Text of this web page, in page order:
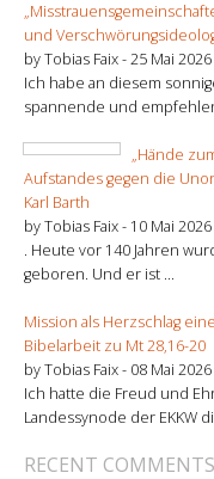
und
by Tobias Faix -25 Mai 2026
Ich habe an diesem
spannende und
„Hände
Aufstandes gegen die
Karl Barth
by Tobias Faix - 10 Mai 2026
. Heute vor 140 Jahren
geboren. Und er ist ...
Mission als Herzschlag
Bibelarbeit zu Mt 28,16-20
by Tobias Faix - 08 Mai 2026
Ich hatte die Freud und
Landessynode der EKKW
RECENT COMMENTS